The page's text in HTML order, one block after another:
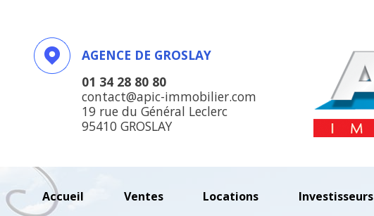
AGENCE DE GROSLAY
01 34 28 80 80
contact@apic-immobilier.com
19 rue du Général Leclerc
95410 GROSLAY
accueil ventes locations investisseurs